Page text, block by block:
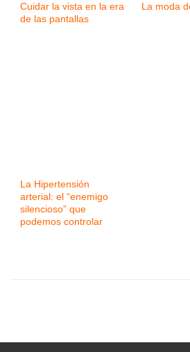
Cuidar la vista en la era
de las pantallas
La moda
La Hipertensión
arterial: el “enemigo
silencioso” que
podemos controlar